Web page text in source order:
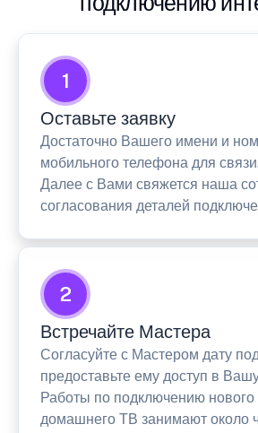
1
Оставьте заявку
Достаточно Вашего имени и
мобильного телефона для связи.
Далее с Вами свяжется наша
согласования деталей
2
Встречайте Мастера
Согласуйте с Мастером дату
предоставьте ему доступ в
Работы по подключению нового
домашнего ТВ занимают около